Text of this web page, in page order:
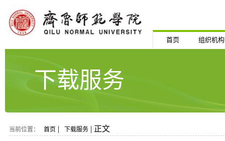
首页 组织机构
下载服务
当前位置： 首页 | 下载服务 | 正文